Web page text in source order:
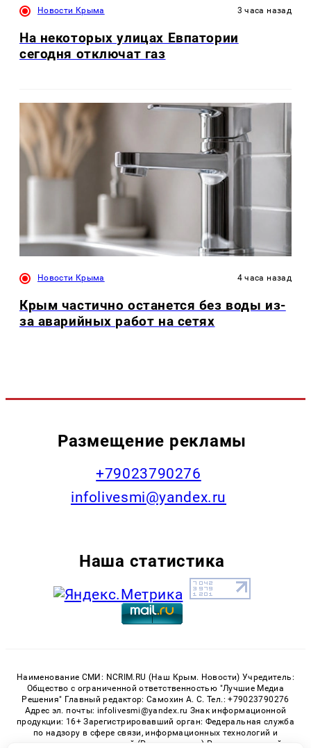
Новости Крыма 3 часа назад
На некоторых улицах Евпатории
сегодня отключат газ
Новости Крыма 4 часа назад
Крым частично останется без воды из-
за аварийных работ на сетях
Размещение рекламы
+79023790276
infolivesmi@yandex.ru
Наша статистика
Наименование СМИ: NCRIM.RU (Наш Крым. Новости) Учредитель:
Общество с ограниченной ответственностью "Лучшие Медиа
Решения" Главный редактор: Самохин А. С. Тел.: +79023790276
Адрес эл. почты: infolivesmi@yandex.ru Знак информационной
продукции: 16+ Зарегистрировавший орган: Федеральная служба
по надзору в сфере связи, информационных технологий и
массовых коммуникаций (Роскомнадзор) Регистрационный